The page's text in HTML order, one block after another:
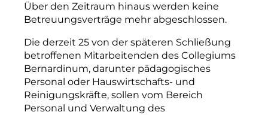
Über den Zeitraum hinaus werden keine
Betreuungsverträge mehr abgeschlossen.
Die derzeit 25 von der späteren Schließung
betroffenen Mitarbeitenden des Collegiums
Bernardinum, darunter pädagogisches
Personal oder Hauswirtschafts- und
Reinigungskräfte, sollen vom Bereich
Personal und Verwaltung des